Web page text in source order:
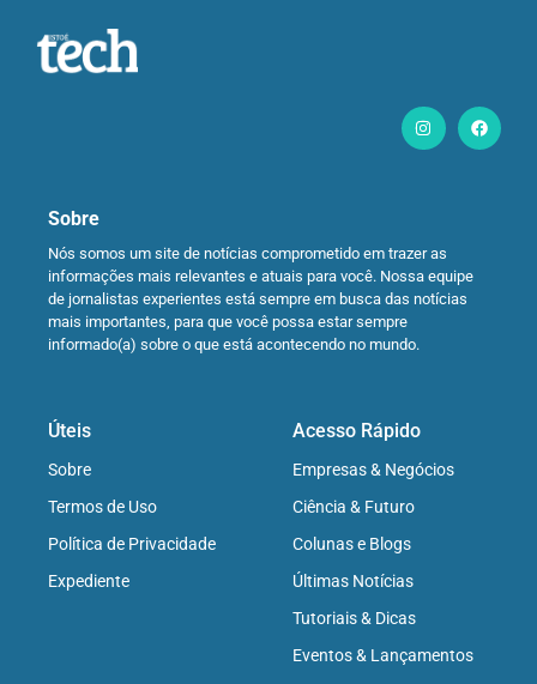
Sobre
Nós somos um site de notícias comprometido em trazer as
informações mais relevantes e atuais para você. Nossa equipe
de jornalistas experientes está sempre em busca das notícias
mais importantes, para que você possa estar sempre
informado(a) sobre o que está acontecendo no mundo.
Úteis
Sobre
Termos de Uso
Política de Privacidade
Expediente
Acesso Rápido
Empresas & Negócios
Ciência & Futuro
Colunas e Blogs
Últimas Notícias
Tutoriais & Dicas
Eventos & Lançamentos